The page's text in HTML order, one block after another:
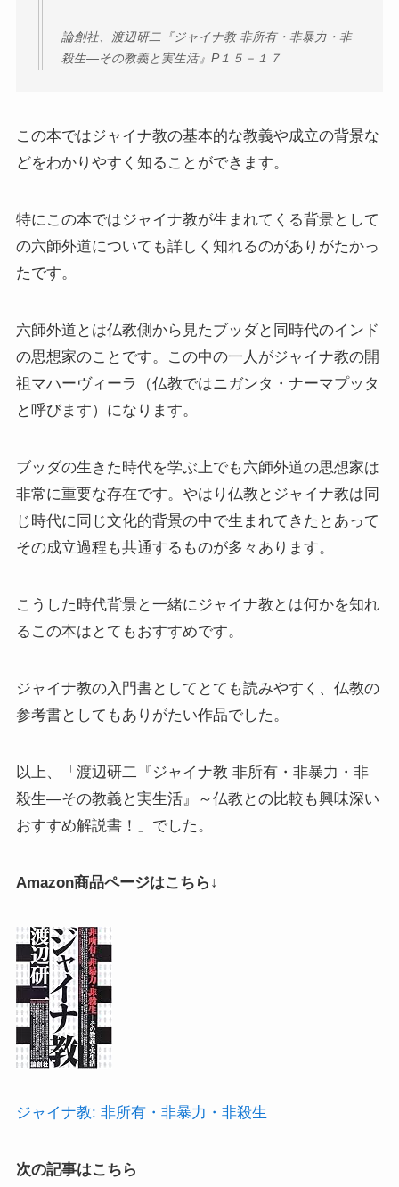
イスラエル編
ボスニア・クロアチア編
イタリア・バチカン編
スペイン編
キューバ編
リンク集
論創社、渡辺研二『ジャイナ教 非所有・非暴力・非
殺生―その教義と実生活』P１５－１７
この本ではジャイナ教の基本的な教義や成立の背景な
どをわかりやすく知ることができます。
特にこの本ではジャイナ教が生まれてくる背景として
の六師外道についても詳しく知れるのがありがたかっ
たです。
六師外道とは仏教側から見たブッダと同時代のインド
の思想家のことです。この中の一人がジャイナ教の開
祖マハーヴィーラ（仏教ではニガンタ・ナーマプッタ
と呼びます）になります。
ブッダの生きた時代を学ぶ上でも六師外道の思想家は
非常に重要な存在です。やはり仏教とジャイナ教は同
じ時代に同じ文化的背景の中で生まれてきたとあって
その成立過程も共通するものが多々あります。
こうした時代背景と一緒にジャイナ教とは何かを知れ
るこの本はとてもおすすめです。
ジャイナ教の入門書としてとても読みやすく、仏教の
参考書としてもありがたい作品でした。
以上、「渡辺研二『ジャイナ教 非所有・非暴力・非
殺生―その教義と実生活』～仏教との比較も興味深い
おすすめ解説書！」でした。
Amazon商品ページはこちら↓
ジャイナ教: 非所有・非暴力・非殺生
次の記事はこちら